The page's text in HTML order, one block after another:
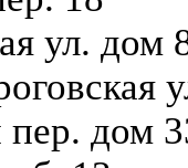
ул. дом
пер. дом